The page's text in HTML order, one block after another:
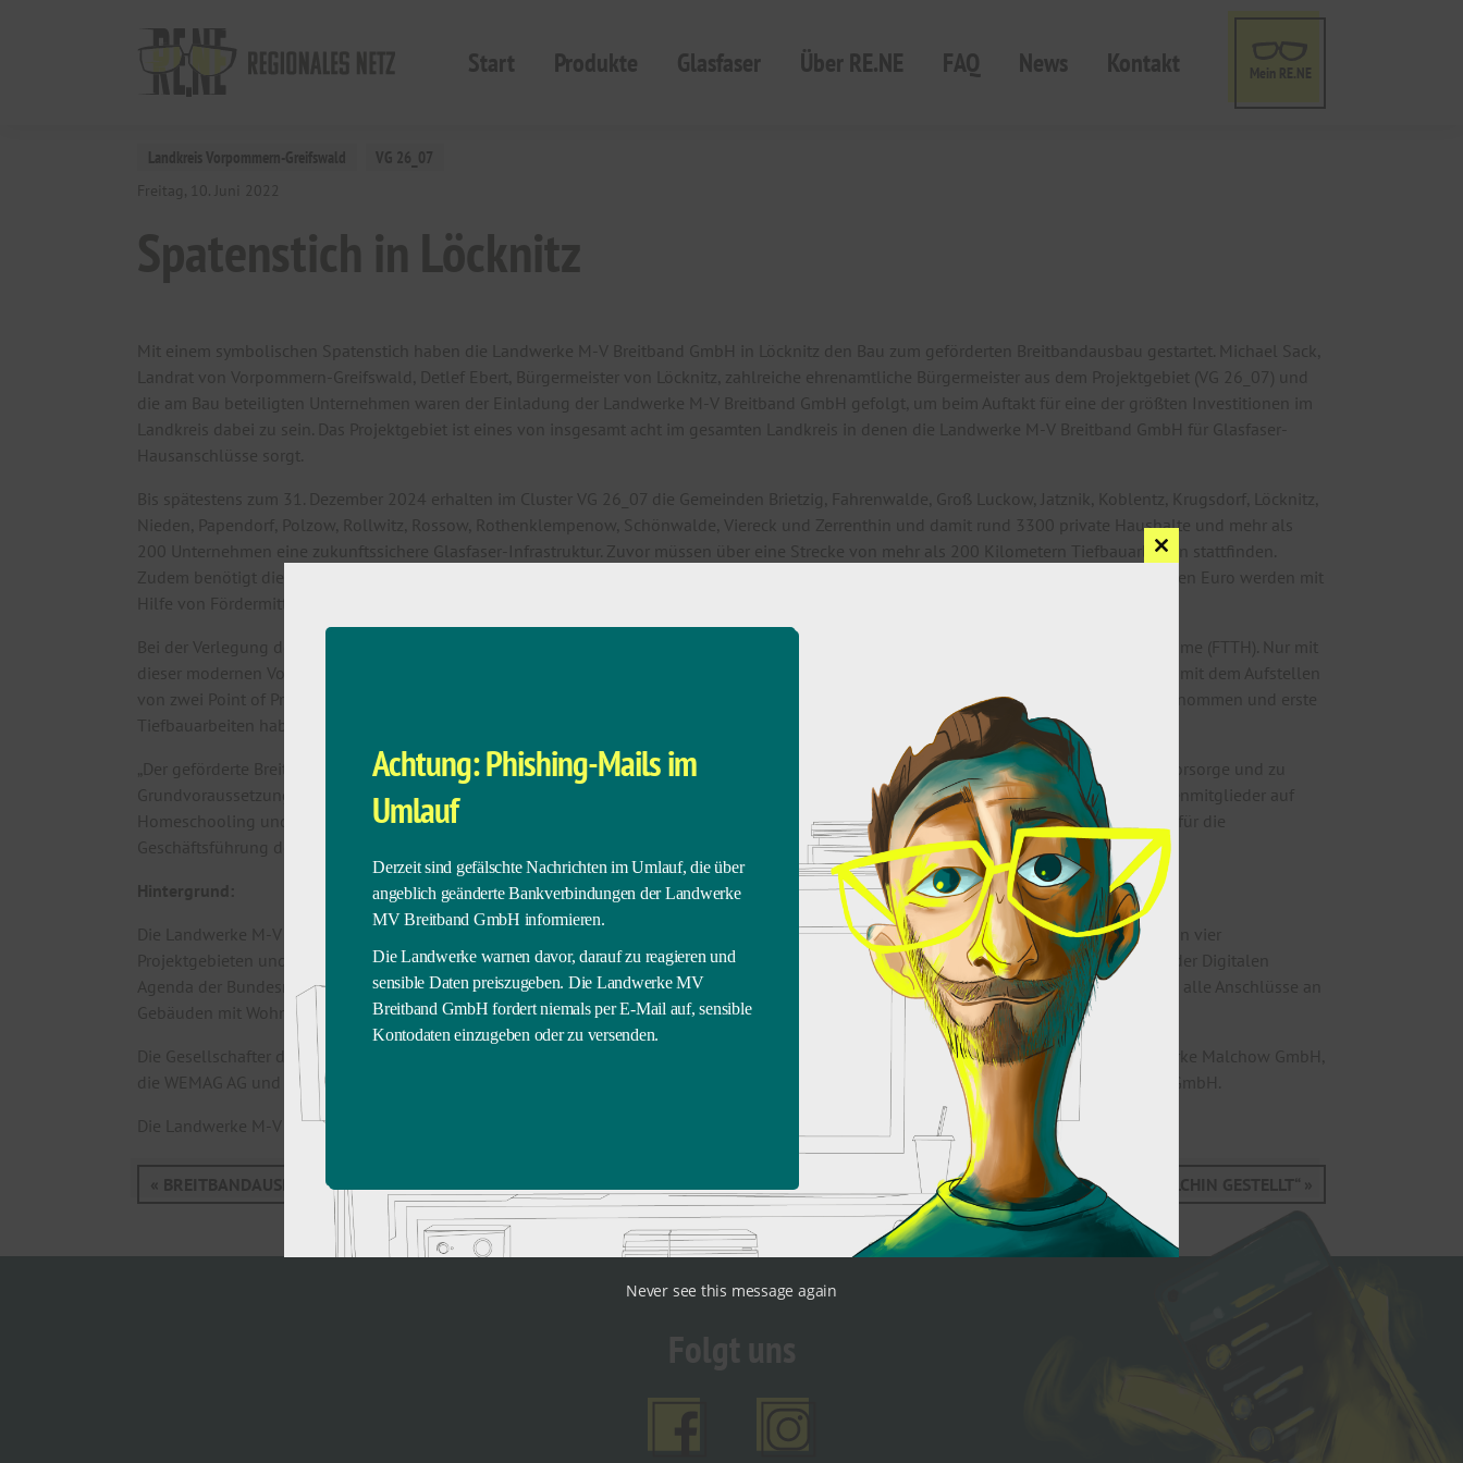
Start Produkte Glasfaser Über RE.NE FAQ News Kontakt Mein RE.NE
Freitag, 10. Juni 2022
Spatenstich in Löcknitz
Mit einem symbolischen Spatenstich haben die Landwerke M-V Breitband GmbH in Löcknitz den Bau zum geförderten Breitbandausbau gestartet. Michael Sack,
Landrat von Vorpommern-Greifswald, Detlef Ebert, Bürgermeister von Löcknitz, zahlreiche ehrenamtliche Bürgermeister aus dem Projektgebiet (VG 26_07) und
die am Bau beteiligten Unternehmen waren der Einladung der Landwerke M-V Breitband GmbH gefolgt, um beim Auftakt für eine der größten Investitionen im
Landkreis dabei zu sein. Das Projektgebiet ist eines von insgesamt acht im gesamten Landkreis in denen die Landwerke M-V Breitband GmbH für Glasfaser-
Hausanschlüsse sorgt.
Bis spätestens zum 31. Dezember 2024 erhalten im Cluster VG 26_07 die Gemeinden Brietzig, Fahrenwalde, Groß Luckow, Jatznik, Koblentz, Krugsdorf, Löcknitz,
Nieden, Papendorf, Polzow, Rollwitz, Rossow, Rothenklempenow, Schönwalde, Viereck und Zerrenthin und damit rund 3300 private Haushalte und mehr als
200 Unternehmen eine zukunftssichere Glasfaser-Infrastruktur. Zuvor müssen über eine Strecke von mehr als 200 Kilometern Tiefbauarbeiten stattfinden.
Zudem benötigt die neu zu errichtende Glasfaserinfrastruktur 900 Kilometer Glasfaserkabel sowie 530 Kilometer Leerrohre. Rund 23 Millionen Euro werden mit
Hilfe von Fördermitteln des Bundes investiert.
Bei der Verlegung der Glasfaser-Infrastruktur setzen die Landwerker auf echte Glasfaser-Hausanschlüsse. Das Verfahren heißt Fibre to the Home (FTTH). Nur mit
dieser modernen Vorgehensweise werden Highspeed-Übertragungsgeschwindigkeiten sichergestellt. Erste Voraussetzungen wurden bereits mit dem Aufstellen
von zwei Point of Presence (PoP) in Jatznick und Löcknitz geschaffen. In Löcknitz wurden gemeinsam mit der e.discom Mitverlegungen vorgenommen und erste
Tiefbauarbeiten haben begonnen.
„Der geförderte Breitbandausbau ist für die Landwerke M-V Breitband GmbH ein Versorgungsauftrag. Schnelles Internet gehört zur Daseinsvorsorge und zu
Grundvoraussetzung in unserer Zeit. Wie notwendig dies ist, hat sich gerade während der Corona-Pandemie gezeigt, besonders wenn Familienmitglieder auf
Homeschooling und Homeoffice angewiesen waren“, so Vincent Kokert, einer der Geschäftsführer der Stadtwerke Neustrelitz und vertretend für die
Geschäftsführung der Landwerke M-V Breitband GmbH.
Hintergrund:
Die Landwerke M-V Breitband GmbH wurde vom Landkreis Mecklenburgische Seenplatte in sieben Projektgebieten, vom Landkreis Rostock in vier
Projektgebieten und vom Landkreis Vorpommern-Greifswald in acht Projektgebieten mit dem geförderten Breitband-Ausbau beauftragt. Mit der Digitalen
Agenda der Bundesregierung wurde der Ausbau von Breitband-Internet mit 50 MBit/s als Ziel für ganz Deutschland gesetzt. Förderfähig sind alle Anschlüsse an
Gebäuden mit Wohn- und Nutzungseinheiten, die keinen Internetanschluss haben oder deren Bandbreite weniger als 30 Mbit/s beträgt.
Die Gesellschafter der Landwerke M-V Breitband GmbH sind die Stadtwerke Neustrelitz GmbH, die Stadtwerke Pasewalk GmbH, die Stadtwerke Malchow GmbH,
die WEMAG AG und die Stadtwerke Rostock AG. Die Stadtwerke Neustrelitz verantworten die Betriebsführung der Landwerke M-V Breitband GmbH.
Die Landwerke M-V Breitband GmbH als anerkannter Telekommunikationsdienstleisterhat ihren Sitz in Neustrelitz.
« BREITBANDAUSBAU IN VORPOMMERN-GREIFSWALD DURCH VANDALISMUS BEHINDERT POP-GEBÄUDE IN MALCHIN GESTELLT“ »
Close
this
Achtung: Phishing-Mails im
Umlauf
Derzeit sind gefälschte Nachrichten im Umlauf, die über
angeblich geänderte Bankverbindungen der Landwerke
MV Breitband GmbH informieren.
Die Landwerke warnen davor, darauf zu reagieren und
sensible Daten preiszugeben. Die Landwerke MV
Breitband GmbH fordert niemals per E-Mail auf, sensible
Kontodaten einzugeben oder zu versenden.
Never see this message again